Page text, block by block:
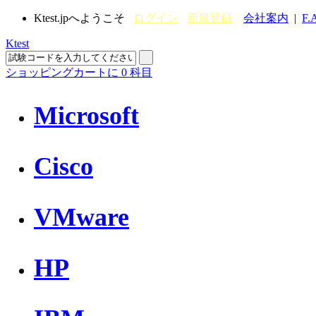
Ktest.jpへようこそ ログイン 新規登録 会社案内 |
Ktest
ショッピングカートに 0 科目
Microsoft
Cisco
VMware
HP